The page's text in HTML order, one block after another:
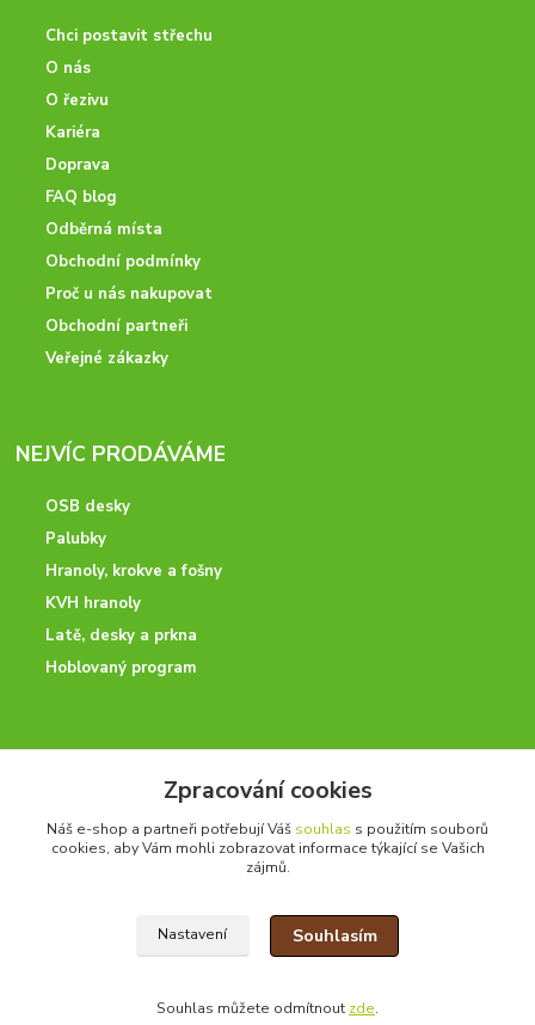
Chci postavit střechu
O nás
O řezivu
Kariéra
Doprava
FAQ blog
Odběrná místa
Obchodní podmínky
Proč u nás nakupovat
Obchodní partneři
Veřejné zákazky
NEJVÍC PRODÁVÁME
OSB desky
Palubky
Hranoly, krokve a fošny
KVH hranoly
Latě, desky a prkna
Hoblovaný program
Potřebujete poradit? Neváhejte nás kontaktovat.
+420 728 600 625
po - pá 7:00 - 15:00
Zpracování cookies
Náš e-shop a partneři potřebují Váš souhlas s použitím souborů
cookies, aby Vám mohli zobrazovat informace týkající se Vašich
zájmů.
Nastavení Souhlasím
Souhlas můžete odmítnout zde.